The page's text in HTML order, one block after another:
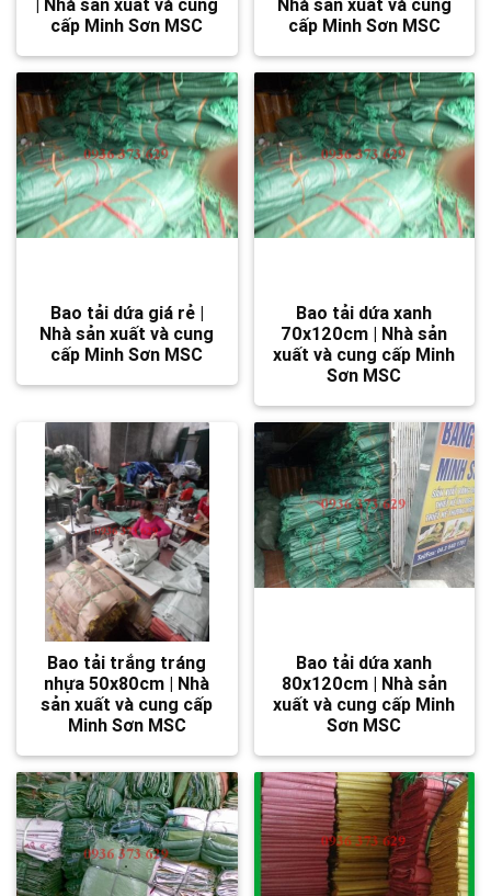
cấp Minh Sơn MSC
cấp Minh Sơn MSC
Bao tải dứa giá rẻ |
Nhà sản xuất và cung
cấp Minh Sơn MSC
Bao tải dứa xanh
70x120cm | Nhà sản
xuất và cung cấp Minh
Sơn MSC
Bao tải trắng tráng
nhựa 50x80cm | Nhà
sản xuất và cung cấp
Minh Sơn MSC
Bao tải dứa xanh
80x120cm | Nhà sản
xuất và cung cấp Minh
Sơn MSC